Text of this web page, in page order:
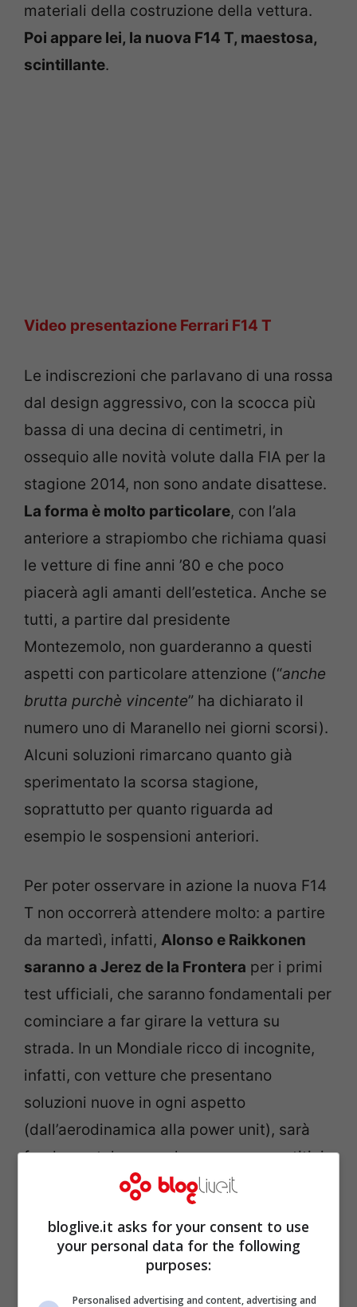
materiali della costruzione della vettura.
Poi appare lei, la nuova F14 T, maestosa,
scintillante.
Video presentazione Ferrari F14 T
Le indiscrezioni che parlavano di una rossa
dal design aggressivo, con la scocca più
bassa di una decina di centimetri, in
ossequio alle novità volute dalla FIA per la
stagione 2014, non sono andate disattese.
La forma è molto particolare, con l’ala
anteriore a strapiombo che richiama quasi
le vetture di fine anni ’80 e che poco
piacerà agli amanti dell’estetica. Anche se
tutti, a partire dal presidente
Montezemolo, non guarderanno a questi
aspetti con particolare attenzione (“anche
brutta purchè vincente” ha dichiarato il
numero uno di Maranello nei giorni scorsi).
Alcuni soluzioni rimarcano quanto già
sperimentato la scorsa stagione,
soprattutto per quanto riguarda ad
esempio le sospensioni anteriori.
Per poter osservare in azione la nuova F14
T non occorrerà attendere molto: a partire
da martedì, infatti, Alonso e Raikkonen
saranno a Jerez de la Frontera per i primi
test ufficiali, che saranno fondamentali per
cominciare a far girare la vettura su
strada. In un Mondiale ricco di incognite,
infatti, con vetture che presentano
soluzioni nuove in ogni aspetto
(dall’aerodinamica alla power unit), sarà
fondamentale non solo essere competitivi
sin dalla prima gara, che come da
ma occorrerà ricercare un’affidabilità
: portare a termine ogni gara, fare
punti su ogni circuito, potrebbe essere la
bloglive.it asks for your consent to use
your personal data for the following
purposes:
Personalised advertising and content, advertising and